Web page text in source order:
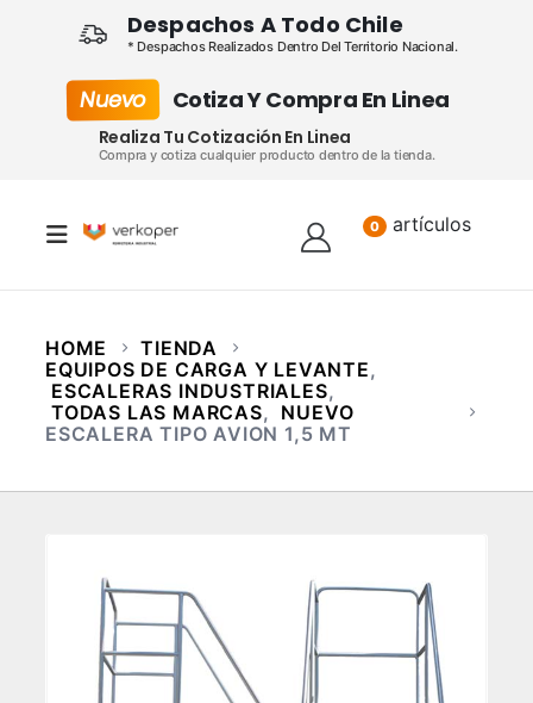
Despachos A Todo Chile
* Despachos Realizados Dentro Del Territorio Nacional.
Nuevo Cotiza Y Compra En Linea
Realiza Tu Cotización En Linea
Compra y cotiza cualquier producto dentro de la tienda.
0 artículos
HOME
TIENDA
EQUIPOS DE CARGA Y LEVANTE,
ESCALERAS INDUSTRIALES,
TODAS LAS MARCAS, NUEVO
ESCALERA TIPO AVION 1,5 MT